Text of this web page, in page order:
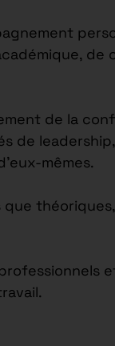
de
de la
de
mêmes.